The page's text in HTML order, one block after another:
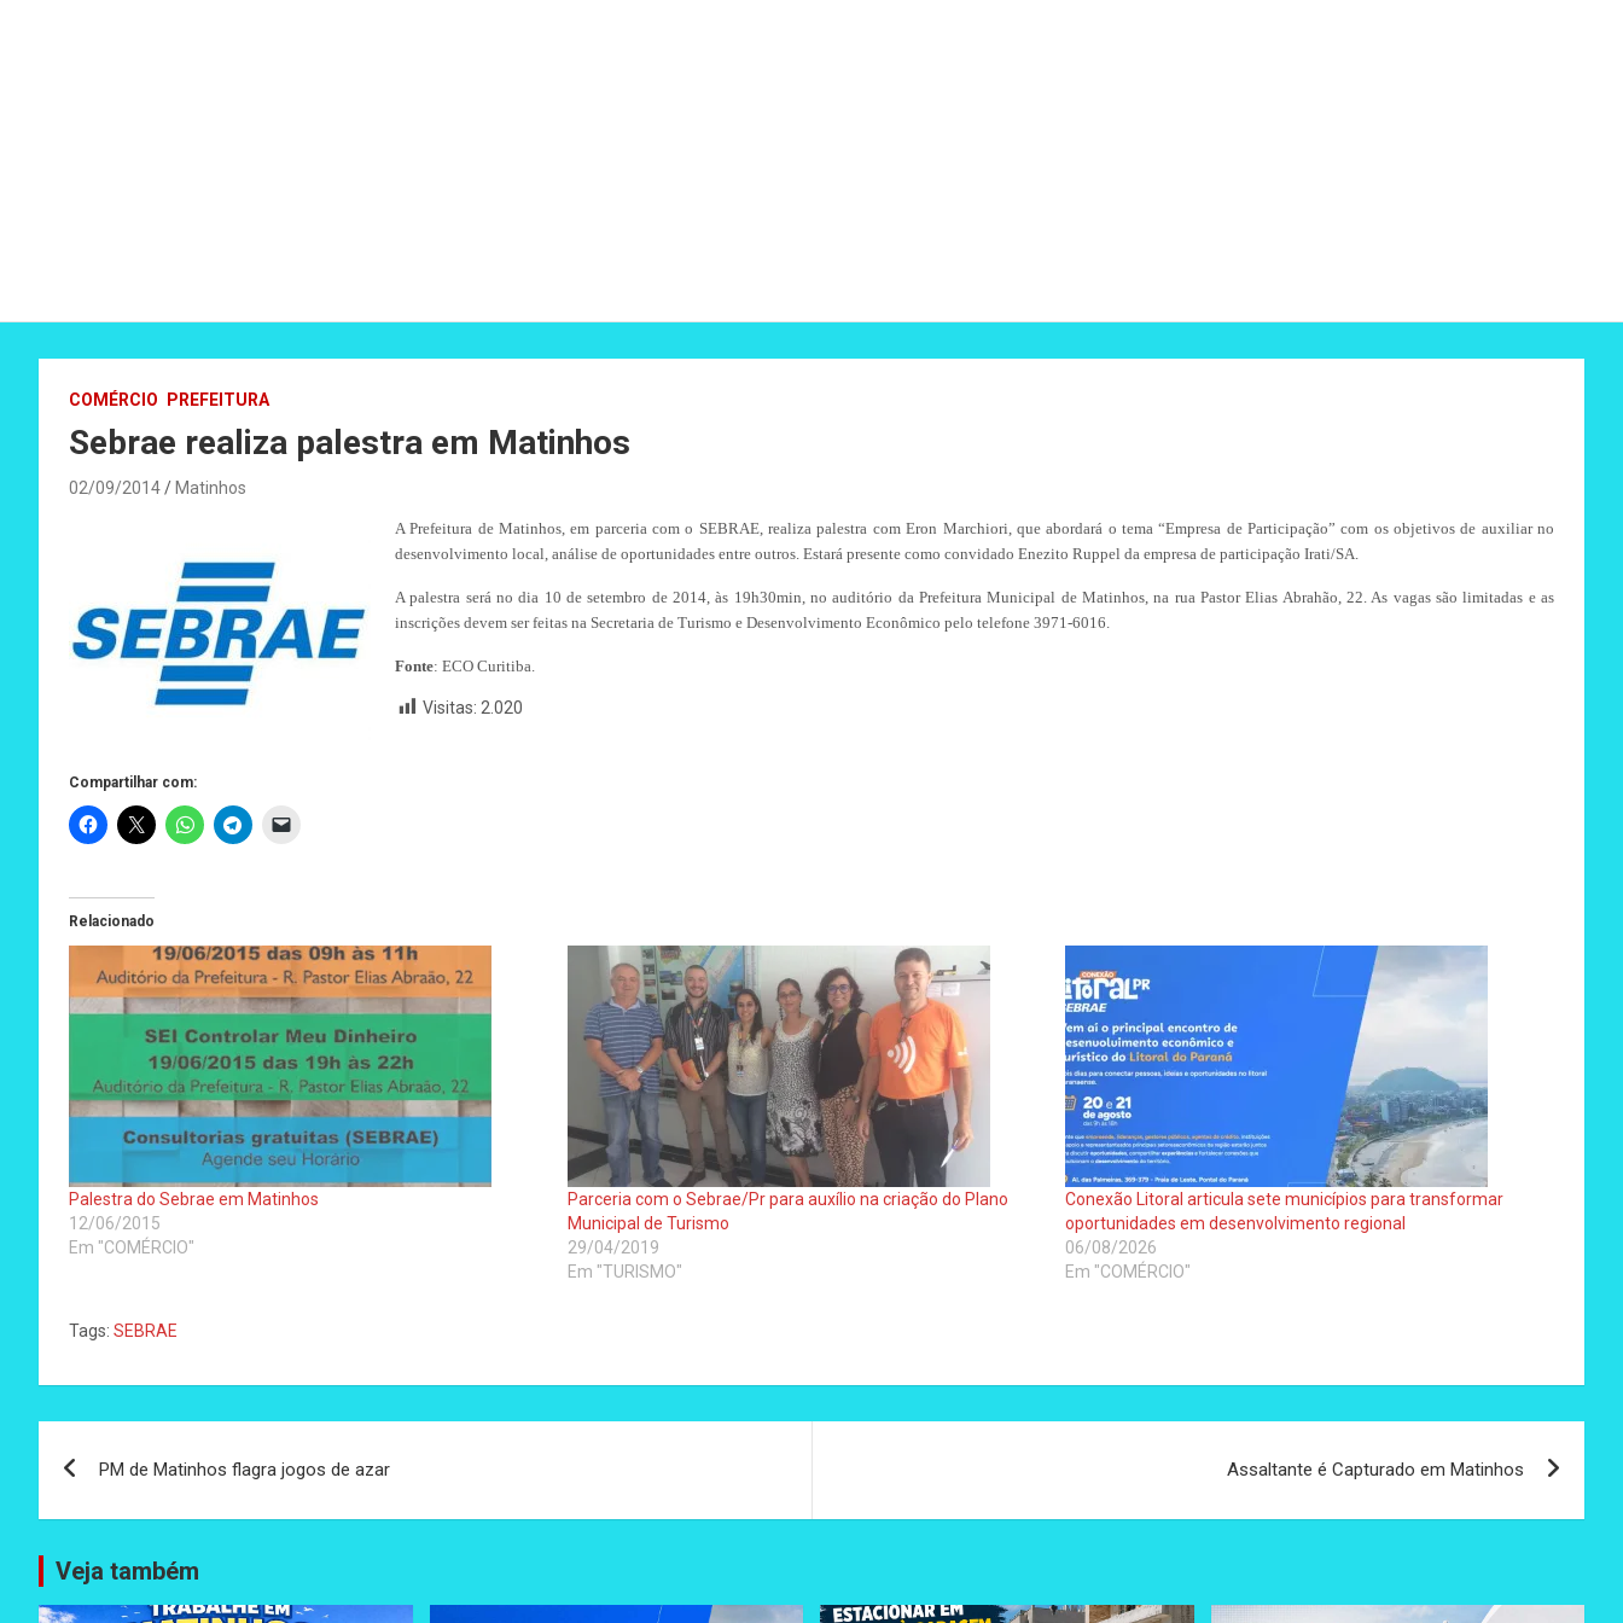
COMÉRCIO PREFEITURA
Sebrae realiza palestra em Matinhos
02/09/2014 Matinhos
A Prefeitura de Matinhos, em parceria com o SEBRAE, realiza palestra com Eron Marchiori, que abordará o tema “Empresa de Participação” com os objetivos de auxiliar no
desenvolvimento local, análise de oportunidades entre outros. Estará presente como convidado Enezito Ruppel da empresa de participação Irati/SA.
A palestra será no dia 10 de setembro de 2014, às 19h30min, no auditório da Prefeitura Municipal de Matinhos, na rua Pastor Elias Abrahão, 22. As vagas são limitadas e as
inscrições devem ser feitas na Secretaria de Turismo e Desenvolvimento Econômico pelo telefone 3971-6016.
Fonte: ECO Curitiba.
Visitas: 2.020
Compartilhar com:
Relacionado
Palestra do Sebrae em Matinhos
12/06/2015
Em "COMÉRCIO"
Parceria com o Sebrae/Pr para auxílio na criação do Plano
Municipal de Turismo
29/04/2019
Em "TURISMO"
Conexão Litoral articula sete municípios para transformar
oportunidades em desenvolvimento regional
06/08/2026
Em "COMÉRCIO"
Tags: SEBRAE
Post
PM de Matinhos flagra jogos de azar Assaltante é Capturado em Matinhos
Veja também